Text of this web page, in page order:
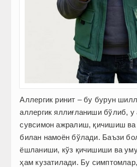
Аллергик ринит – бу бурун
аллергик яллиғланиши бўлиб,
сувсимон ажралиш, қичишиш
билан намоён бўлади. Баъзи
ёшланиши, кўз қичишиши ва
ҳам кузатилади. Бу